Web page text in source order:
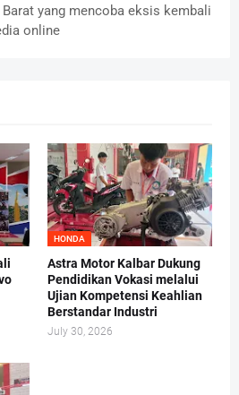
yang mencoba eksis kembali
online
HONDA
Astra Motor Kalbar Dukung
Pendidikan Vokasi melalui
Ujian Kompetensi Keahlian
Berstandar Industri
July 30, 2026